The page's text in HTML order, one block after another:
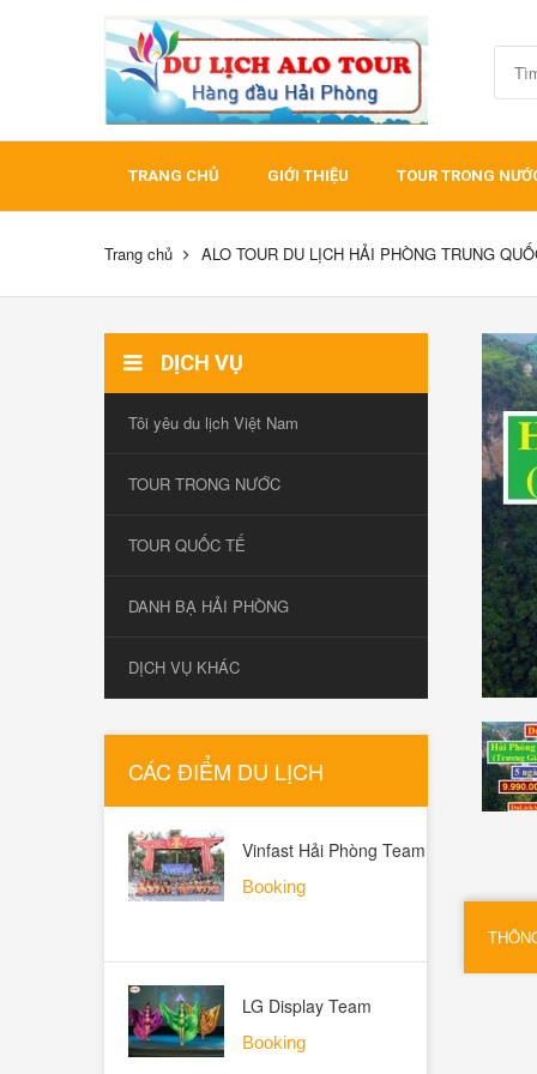
TRANG CHỦ GIỚI THIỆU TOUR TRONG
Trang chủ ALO TOUR DU LỊCH HẢI PHÒNG TRUNG
DỊCH VỤ
Tôi yêu du lịch Việt Nam
TOUR TRONG NƯỚC
TOUR QUỐC TẾ
DANH BẠ HẢI PHÒNG
DỊCH VỤ KHÁC
CÁC ĐIỂM DU LỊCH
Vinfast Hải Phòng Team
ALO TOUR
Booking
LG Display Team
PMP 29/05 - ALO TOUR
Booking